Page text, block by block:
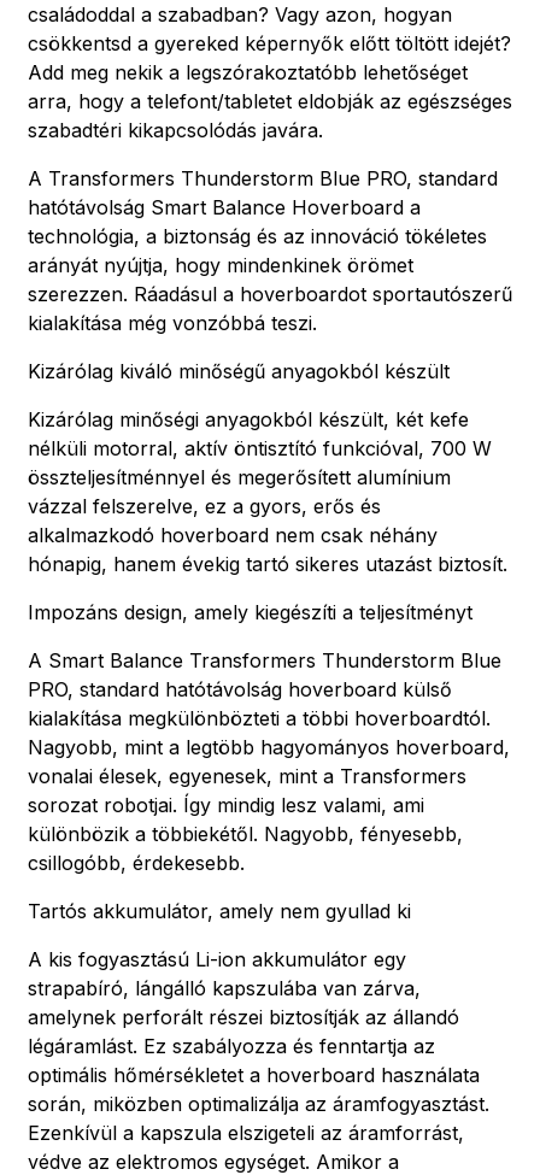
családoddal a szabadban? Vagy azon, hogyan
csökkentsd a gyereked képernyők előtt töltött idejét?
Add meg nekik a legszórakoztatóbb lehetőséget
arra, hogy a telefont/tabletet eldobják az egészséges
szabadtéri kikapcsolódás javára.
A Transformers Thunderstorm Blue PRO, standard
hatótávolság Smart Balance Hoverboard a
technológia, a biztonság és az innováció tökéletes
arányát nyújtja, hogy mindenkinek örömet
szerezzen. Ráadásul a hoverboardot sportautószerű
kialakítása még vonzóbbá teszi.
Kizárólag kiváló minőségű anyagokból készült
Kizárólag minőségi anyagokból készült, két kefe
nélküli motorral, aktív öntisztító funkcióval, 700 W
összteljesítménnyel és megerősített alumínium
vázzal felszerelve, ez a gyors, erős és
alkalmazkodó hoverboard nem csak néhány
hónapig, hanem évekig tartó sikeres utazást biztosít.
Impozáns design, amely kiegészíti a teljesítményt
A Smart Balance Transformers Thunderstorm Blue
PRO, standard hatótávolság hoverboard külső
kialakítása megkülönbözteti a többi hoverboardtól.
Nagyobb, mint a legtöbb hagyományos hoverboard,
vonalai élesek, egyenesek, mint a Transformers
sorozat robotjai. Így mindig lesz valami, ami
különbözik a többiekétől. Nagyobb, fényesebb,
csillogóbb, érdekesebb.
Tartós akkumulátor, amely nem gyullad ki
A kis fogyasztású Li-ion akkumulátor egy
strapabíró, lángálló kapszulába van zárva,
amelynek perforált részei biztosítják az állandó
légáramlást. Ez szabályozza és fenntartja az
optimális hőmérsékletet a hoverboard használata
során, miközben optimalizálja az áramfogyasztást.
Ezenkívül a kapszula elszigeteli az áramforrást,
védve az elektromos egységet. Amikor a